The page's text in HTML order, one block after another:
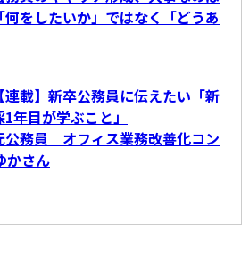
「何をしたいか」ではなく「どうあ
【連載】新卒公務員に伝えたい「新
1年目が学ぶこと」
公務員 オフィス業務改善化コン
かさん